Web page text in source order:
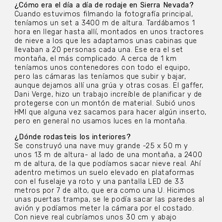
¿Cómo era el día a día de rodaje en Sierra Nevada?
Cuando estuvimos filmando la fotografía principal,
teníamos un set a 3400 m de altura. Tardábamos 1
hora en llegar hasta allí, montados en unos tractores
de nieve a los que les adaptamos unas cabinas que
llevaban a 20 personas cada una. Ese era el set
montaña, el más complicado. A cerca de 1 km
teníamos unos contenedores con todo el equipo,
pero las cámaras las teníamos que subir y bajar,
aunque dejamos allí una grúa y otras cosas. El gaffer,
Dani Verge, hizo un trabajo increíble de planificar y de
protegerse con un montón de material. Subió unos
HMI que alguna vez sacamos para hacer algún inserto,
pero en general no usamos luces en la montaña.
¿Dónde rodasteis los interiores?
Se construyó una nave muy grande -25 x 50 m y
unos 13 m de altura- al lado de una montaña, a 2400
m de altura, de la que podíamos sacar nieve real. Ahí
adentro metimos un suelo elevado en plataformas
con el fuselaje ya roto y una pantalla LED de 33
metros por 7 de alto, que era como una U. Hicimos
unas puertas trampa, se le podía sacar las paredes al
avión y podíamos meter la cámara por el costado.
Con nieve real cubríamos unos 30 cm y abajo